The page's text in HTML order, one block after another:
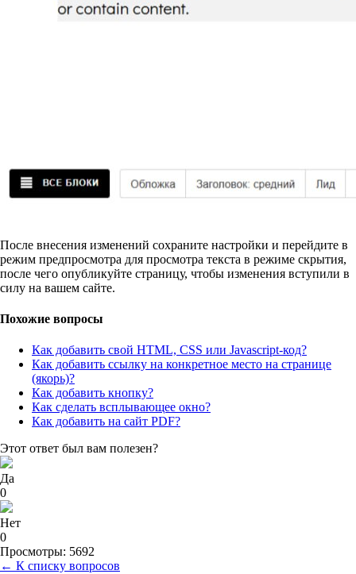
После внесения изменений сохраните настройки и перейдите в
режим предпросмотра для просмотра текста в режиме скрытия,
после чего опубликуйте страницу, чтобы изменения вступили в
силу на вашем сайте.
Похожие вопросы
Как добавить свой HTML, CSS или Javascript-код?
Как добавить ссылку на конкретное место на странице
(якорь)?
Как добавить кнопку?
Как сделать всплывающее окно?
Как добавить на сайт PDF?
Этот ответ был вам полезен?
Да
0
Нет
0
Просмотры: 5692
← К списку вопросов